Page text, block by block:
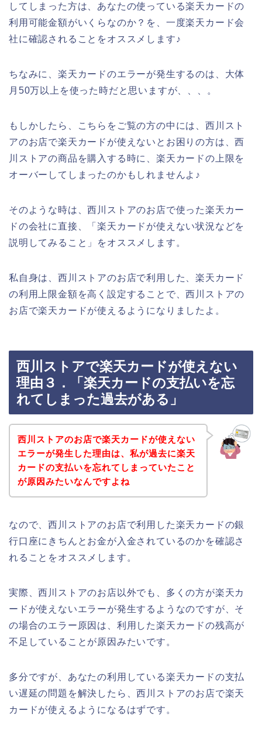
してしまった方は、あなたの使っている楽天カードの
利用可能金額がいくらなのか？を、一度楽天カード会
社に確認されることをオススメします♪
ちなみに、楽天カードのエラーが発生するのは、大体
月50万以上を使った時だと思いますが、、、。
もしかしたら、こちらをご覧の方の中には、西川スト
アのお店で楽天カードが使えないとお困りの方は、西
川ストアの商品を購入する時に、楽天カードの上限を
オーバーしてしまったのかもしれませんよ♪
そのような時は、西川ストアのお店で使った楽天カー
ドの会社に直接、「楽天カードが使えない状況などを
説明してみること」をオススメします。
私自身は、西川ストアのお店で利用した、楽天カード
の利用上限金額を高く設定することで、西川ストアの
お店で楽天カードが使えるようになりましたよ。
西川ストアで楽天カードが使えない
理由３．「楽天カードの支払いを忘
れてしまった過去がある」
西川ストアのお店で楽天カードが使えない
エラーが発生した理由は、私が過去に楽天
カードの支払いを忘れてしまっていたこと
が原因みたいなんですよね
なので、西川ストアのお店で利用した楽天カードの銀
行口座にきちんとお金が入金されているのかを確認さ
れることをオススメします。
実際、西川ストアのお店以外でも、多くの方が楽天カ
ードが使えないエラーが発生するようなのですが、そ
の場合のエラー原因は、利用した楽天カードの残高が
不足していることが原因みたいです。
多分ですが、あなたの利用している楽天カードの支払
い遅延の問題を解決したら、西川ストアのお店で楽天
カードが使えるようになるはずです。